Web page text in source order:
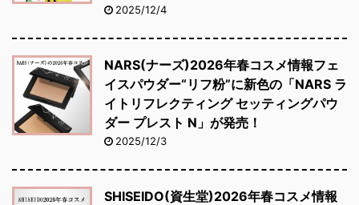
2025/12/4
NARS(ナーズ)2026年春コスメ情報フェ
イスパウダー“リフ粉”に新色の「NARS ラ
イトリフレクティング セッティングパウ
ダー プレスト N」が発売！
2025/12/3
SHISEIDO(資生堂)2026年春コスメ情報